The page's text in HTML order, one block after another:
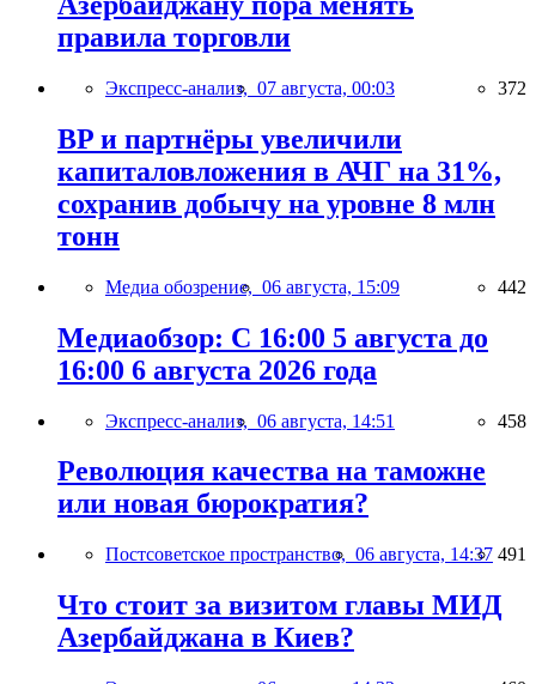
правила торговли
Экспресс-анализ, 07 августа, 00:03 372
BP и партнёры увеличили
капиталовложения в АЧГ на 31%,
сохранив добычу на уровне 8 млн
тонн
Медиа обозрение, 06 августа, 15:09 442
Медиаобзор: С 16:00 5 августа до
16:00 6 августа 2026 года
Экспресс-анализ, 06 августа, 14:51 458
Революция качества на таможне
или новая бюрократия?
Постсоветское пространство, 06 августа, 14:37 491
Что стоит за визитом главы МИД
Азербайджана в Киев?